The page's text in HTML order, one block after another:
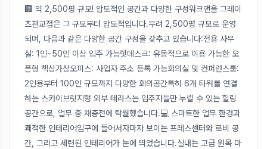
🏢 약 2,500평 규모! 압도적인 공간과 다양한 구성워크앤올 그레이
츠판교점은 그 규모부터 압도적입니다.무려 2,500평 규모로 운영
되며, 다음과 같은 다양한 공간 구성을 갖추고 있습니다:전용 사무
실: 1인~50인 이상 입주 가능핫데스크: 유동적으로 이용 가능한 오
픈형 책상가상오피스: 사업자 주소 등록 가능회의실 및 컨퍼런스룸:
2인용부터 100인 규모까지 다양한 회의공간특히 6개 타워를 연결
하는 스카이브릿지형 외부 테라스는 입주자들만 누릴 수 있는 힐링
공간으로, 업무 중 재충전에 탁월했습니다.💻 스마트한 업무 환경과
쾌적한 인테리어입구에 들어서자마자 보이는 프레스센터와 로비 공
간, 그리고 세련된 인테리어가 눈에 띄었습니다.실내는 고급 원목 마